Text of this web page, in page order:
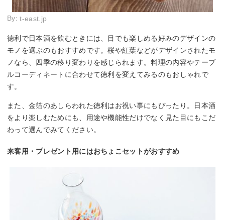
By:t-east.jp
徳利で日本酒を飲むときには、目でも楽しめる好みのデザインの
モノを選ぶのもおすすめです。桜や紅葉などがデザインされたモ
ノなら、四季の移り変わりを感じられます。料理の内容やテーブ
ルコーディネートに合わせて徳利を変えてみるのもおしゃれで
す。
また、金箔のあしらわれた徳利はお祝い事にもぴったり。日本酒
をより楽しむためにも、用途や機能性だけでなく見た目にもこだ
わって選んでみてください。
来客用・プレゼント用にはおちょこセットがおすすめ